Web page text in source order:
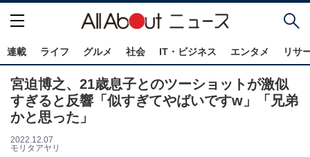
連載 ライフ グルメ 社会 IT・ビジネス エンタメ リサ
宮迫博之、21歳息子とのツーショットが激似
すぎると反響「似すぎてやばいですw」「兄弟
かと思った」
2022.12.07
モリタアヤリ